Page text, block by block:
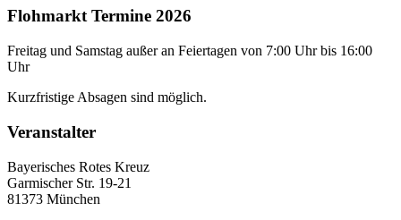
Flohmarkt Termine 2026
Freitag und Samstag außer an Feiertagen von 7:00 Uhr bis 16:00
Uhr
Kurzfristige Absagen sind möglich.
Veranstalter
Bayerisches Rotes Kreuz
Garmischer Str. 19-21
81373 München